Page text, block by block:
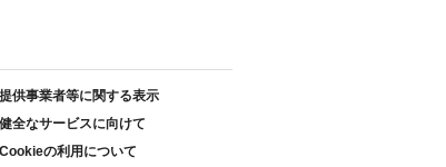
提供事業者等に関する表示
健全なサービスに向けて
Cookieの利用について